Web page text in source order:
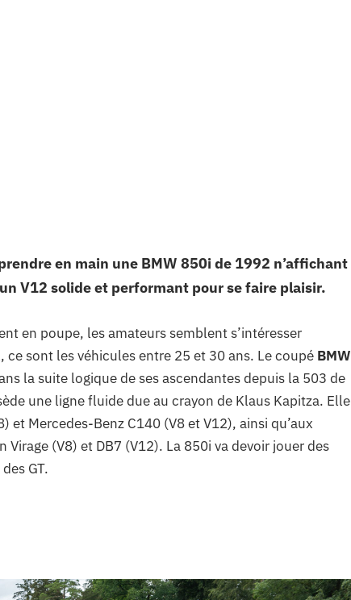
en main une BMW 850i de 1992 n’affichant
V12 solide et performant pour se faire plaisir.
en poupe, les amateurs semblent s’intéresser
ce sont les véhicules entre 25 et 30 ans. Le coupé BMW
la suite logique de ses ascendantes depuis la 503 de
une ligne fluide due au crayon de Klaus Kapitza. Elle
et Mercedes-Benz C140 (V8 et V12), ainsi qu’aux
(V8) et DB7 (V12). La 850i va devoir jouer des
GT.